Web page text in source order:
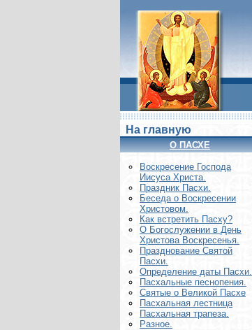
На главную
О ПАСХЕ
Воскреcение Господа
Иисуса Христа.
Праздник Пасхи.
Беседа о Воскресении
Христовом.
Как встретить Пасху?
О Богослужении в День
Христова Воскресенья.
Празднование Святой
Пасхи.
Определение даты Пасхи.
Пасхальные песнопения.
Святые о Великой Пасхе
Пасхальная лестница
Пасхальная трапеза.
Разное.